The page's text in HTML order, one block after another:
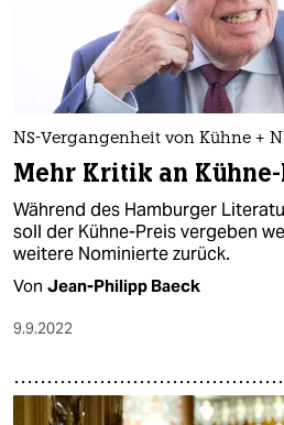
NS-Vergangenheit von Kühne +
Mehr Kritik an
Während des Hamburger
soll der Kühne-Preis vergeben
weitere Nominierte zurück.
Von Jean-Philipp Baeck
9.9.2022